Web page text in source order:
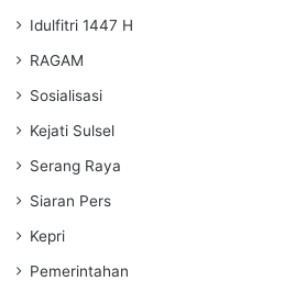
Idulfitri 1447 H
RAGAM
Sosialisasi
Kejati Sulsel
Serang Raya
Siaran Pers
Kepri
Pemerintahan